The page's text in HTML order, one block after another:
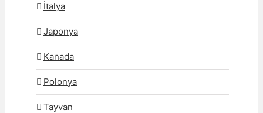
İtalya
Japonya
Kanada
Polonya
Tayvan